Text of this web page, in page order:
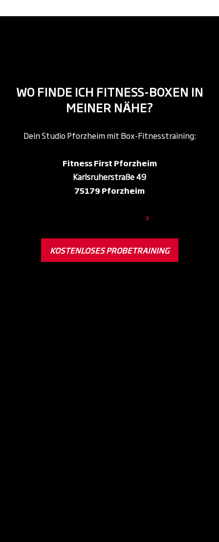
WO FINDE ICH FITNESS-BOXEN IN
MEINER NÄHE?
Dein Studio Pforzheim mit Box-Fitnesstraining:
Fitness First Pforzheim
Karlsruherstraße 49
75179 Pforzheim
>
KOSTENLOSES PROBETRAINING